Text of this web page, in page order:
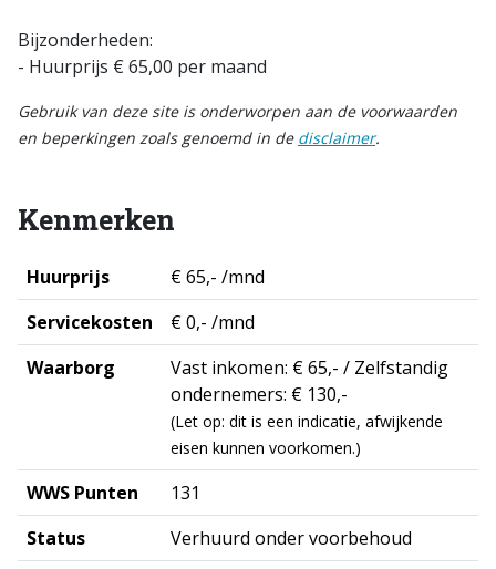
Bijzonderheden:
- Huurprijs € 65,00 per maand
Gebruik van deze site is onderworpen aan de voorwaarden
en beperkingen zoals genoemd in de disclaimer.
Kenmerken
Huurprijs
€ 65,- /mnd
Servicekosten
€ 0,- /mnd
Waarborg
Vast inkomen: € 65,- / Zelfstandig
ondernemers: € 130,-
(Let op: dit is een indicatie, afwijkende
eisen kunnen voorkomen.)
WWS Punten
131
Status
Verhuurd onder voorbehoud